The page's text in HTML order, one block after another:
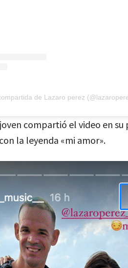
de Lazaro perez
compartió el video en su
la leyenda «mi amor».